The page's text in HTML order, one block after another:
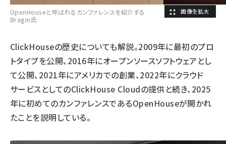
OpenHouseと呼ばれるカンファレンスを紹介する
Bragin氏
ClickHouseの歴史についても解説。2009年に最初のプロ
トタイプを公開、2016年にオープンソースソフトウェアとし
て公開、2021年にアメリカでの創業、2022年にクラウド
サービスとしてのClickHouse Cloudの提供と続き、2025
年に初めてのカンファレンスであるOpenHouseが開かれ
たことを説明している。